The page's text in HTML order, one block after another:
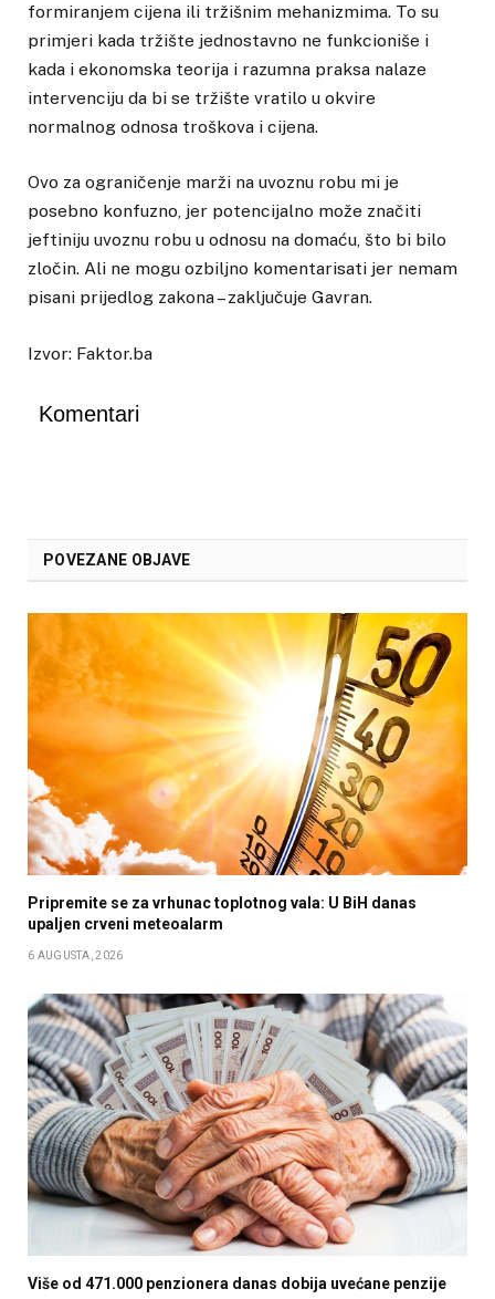
formiranjem cijena ili tržišnim mehanizmima. To su
primjeri kada tržište jednostavno ne funkcioniše i
kada i ekonomska teorija i razumna praksa nalaze
intervenciju da bi se tržište vratilo u okvire
normalnog odnosa troškova i cijena.
Ovo za ograničenje marži na uvoznu robu mi je
posebno konfuzno, jer potencijalno može značiti
jeftiniju uvoznu robu u odnosu na domaću, što bi bilo
zločin. Ali ne mogu ozbiljno komentarisati jer nemam
pisani prijedlog zakona – zaključuje Gavran.
Izvor: Faktor.ba
Komentari
POVEZANE OBJAVE
Pripremite se za vrhunac toplotnog vala: U BiH danas
upaljen crveni meteoalarm
6 AUGUSTA, 2026
Više od 471.000 penzionera danas dobija uvećane penzije